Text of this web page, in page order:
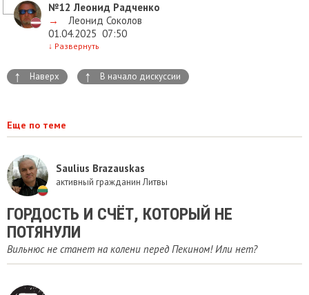
№12 Леонид Радченко
→
Леонид Соколов
01.04.2025 07:50
↓ Развернуть
↑ Наверх ↑ В начало дискуссии
Еще по теме
Saulius Brazauskas
активный гражданин Литвы
ГОРДОСТЬ И СЧЁТ, КОТОРЫЙ НЕ
ПОТЯНУЛИ
Вильнюс не станет на колени перед Пекином! Или нет?